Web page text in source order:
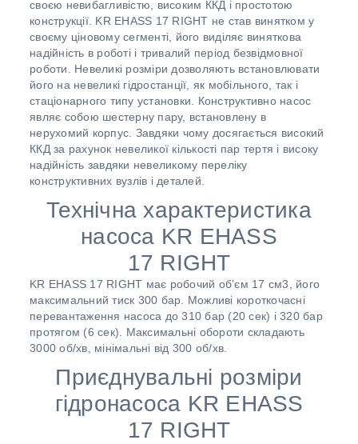
своєю невибагливістю, високим ККД і простотою
конструкції. KR EHASS 17 RIGHT не став винятком у
своєму ціновому сегменті, його виділяє виняткова
надійність в роботі і тривалий період безвідмовної
роботи. Невеликі розміри дозволяють встановлювати
його на невеликі гідростанції, як мобільного, так і
стаціонарного типу установки. Конструктивно насос
являє собою шестерну пару, встановлену в
нерухомий корпус. Завдяки чому досягається високий
ККД за рахунок невеликої кількості пар тертя і високу
надійність завдяки невеликому переліку
конструктивних вузлів і деталей.
Технічна характеристика
насоса KR EHASS
17 RIGHT
KR EHASS 17 RIGHT має робочий об’єм 17 см3, його
максимальний тиск 300 бар. Можливі короткочасні
перевантаження насоса до 310 бар (20 сек) і 320 бар
протягом (6 сек). Максимальні обороти складають
3000 об/хв, мінімальні від 300 об/хв.
Приєднувальні розміри
гідронасоса KR EHASS
17 RIGHT